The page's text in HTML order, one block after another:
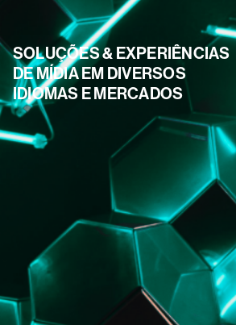
SOLUÇÕES & EXPERIÊNCIAS
DE MÍDIA EM DIVERSOS
IDIOMAS E MERCADOS